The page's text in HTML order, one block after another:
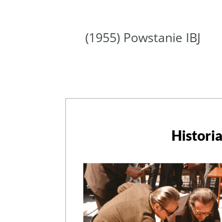
(1955) Powstanie IBJ
Historia